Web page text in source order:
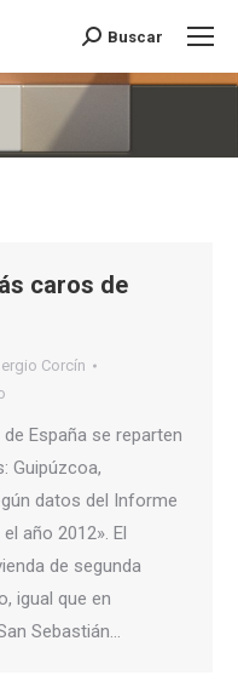
Buscar:
Buscar
caros de
Corcín
España se reparten
Guipúzcoa,
datos del Informe
año 2012». El
de segunda
igual que en
Sebastián…